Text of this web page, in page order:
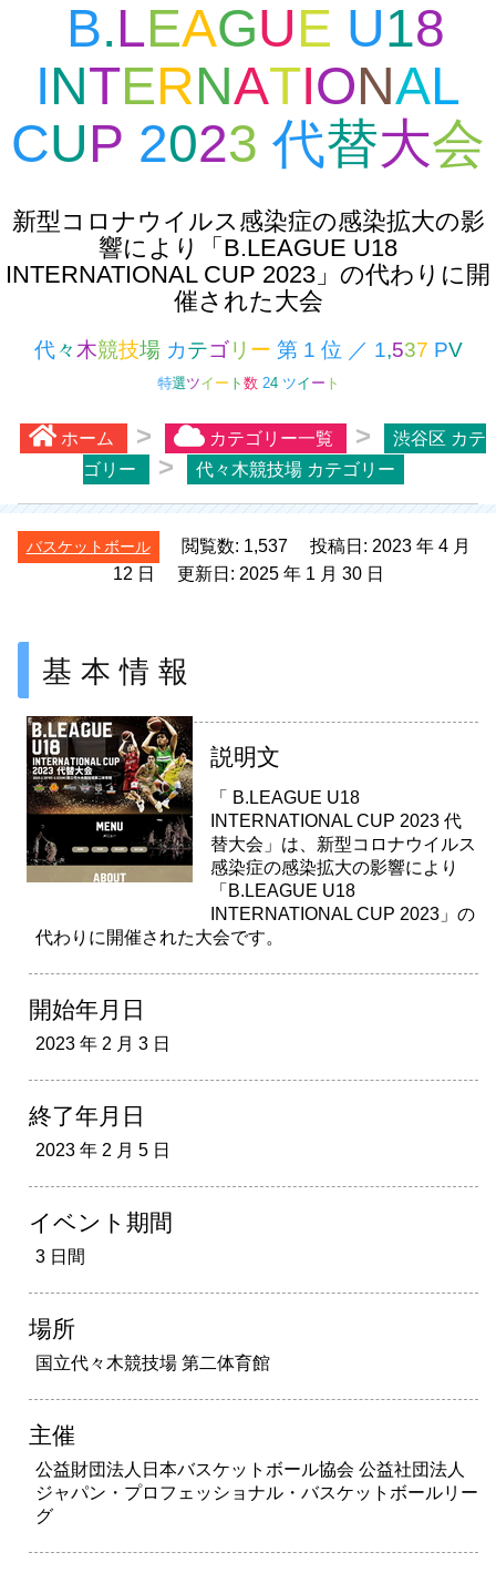
新型コロナウイルス感染症の感染拡大の影
響により「B.LEAGUE U18
INTERNATIONAL CUP 2023」の代わりに開
催された大会
特選ツイ ー ト 数 24 ツイ ー ト
ホーム カテゴリー一覧
渋谷区 カテ
ゴリー
代々木競技場 カテゴリー
バスケットボール 閲覧数: 1,537 投稿日: 2023 年4 月
12 日 更新日: 2025 年1 月 30 日
基本情報
説明文
「 B.LEAGUE U18
INTERNATIONAL CUP 2023 代
替大会」は、新型コロナウイルス
感染症の感染拡大の影響により
「B.LEAGUE U18
INTERNATIONAL CUP 2023」の
代わりに開催された大会です。
開始年月日
2023 年 2 月 3 日
終了年月日
2023 年 2 月 5 日
イベント期間
3 日間
場所
国立代々木競技場 第二体育館
主催
公益財団法人日本バスケットボール協会 公益社団法人
ジャパン・プロフェッショナル・バスケットボールリー
グ